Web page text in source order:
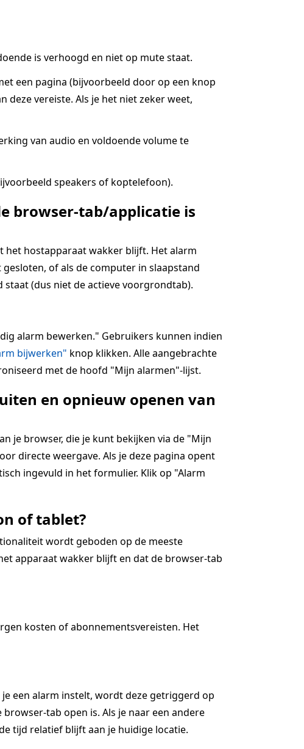
is verhoogd en niet op mute staat.
een pagina (bijvoorbeeld door op een knop
vereiste. Als je het niet zeker weet,
van audio en voldoende volume te
speakers of koptelefoon).
browser-tab/applicatie is
het hostapparaat wakker blijft. Het alarm
of als de computer in slaapstand
(dus niet de actieve voorgrondtab).
alarm bewerken." Gebruikers kunnen indien
bijwerken" knop klikken. Alle aangebrachte
met de hoofd "Mijn alarmen"-lijst.
en opnieuw openen van
je browser, die je kunt bekijken via de "Mijn
directe weergave. Als je deze pagina opent
ingevuld in het formulier. Klik op "Alarm
of tablet?
wordt geboden op de meeste
apparaat wakker blijft en dat de browser-tab
kosten of abonnementsvereisten. Het
een alarm instelt, wordt deze getriggerd op
tab open is. Als je naar een andere
tijd relatief blijft aan je huidige locatie.